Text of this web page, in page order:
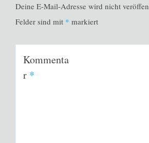
Deine E-Mail-Adresse wird nicht
Felder sind mit * markiert
Kommenta
r *